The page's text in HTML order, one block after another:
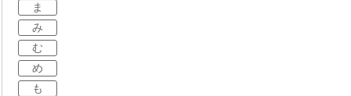
ま
み
む
め
も